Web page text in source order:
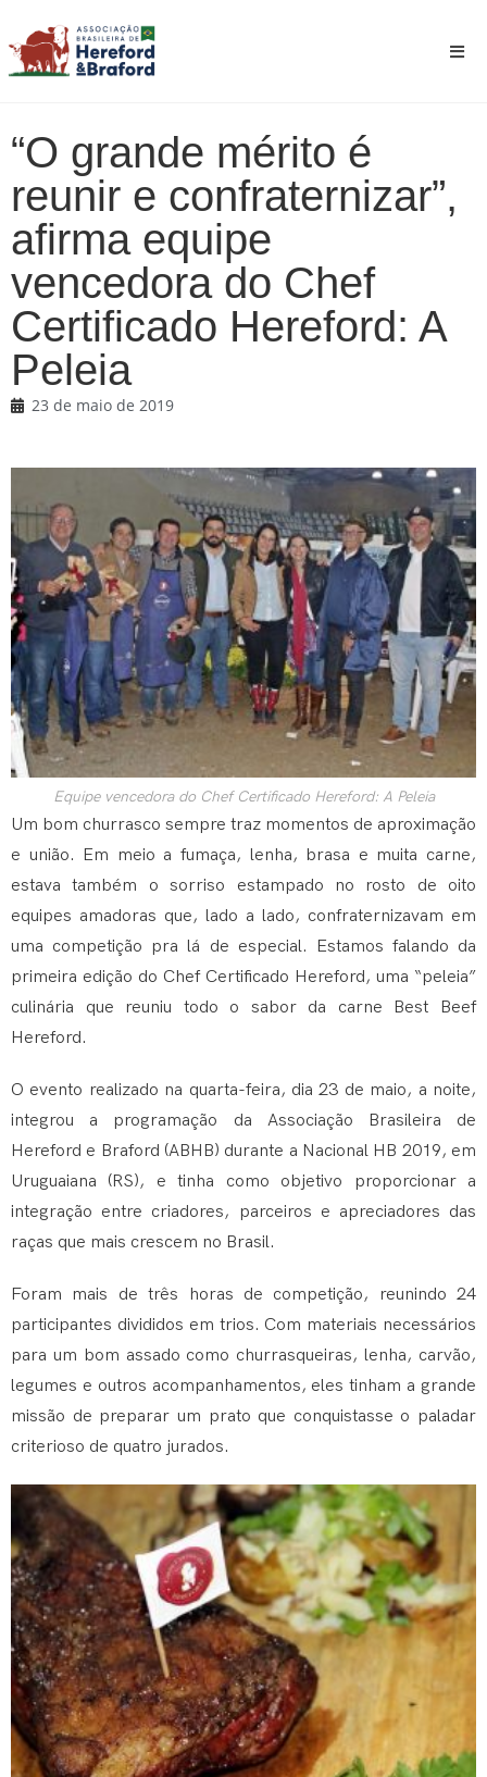
“O grande mérito é
reunir e confraternizar”,
afirma equipe
vencedora do Chef
Certificado Hereford: A
Peleia
23 de maio de 2019
Equipe vencedora do Chef Certificado Hereford: A Peleia
Um bom churrasco sempre traz momentos de aproximação
e união. Em meio a fumaça, lenha, brasa e muita carne,
estava também o sorriso estampado no rosto de oito
equipes amadoras que, lado a lado, confraternizavam em
uma competição pra lá de especial. Estamos falando da
primeira edição do Chef Certificado Hereford, uma “peleia”
culinária que reuniu todo o sabor da carne Best Beef
Hereford.
O evento realizado na quarta-feira, dia 23 de maio, a noite,
integrou a programação da Associação Brasileira de
Hereford e Braford (ABHB) durante a Nacional HB 2019, em
Uruguaiana (RS), e tinha como objetivo proporcionar a
integração entre criadores, parceiros e apreciadores das
raças que mais crescem no Brasil.
Foram mais de três horas de competição, reunindo 24
participantes divididos em trios. Com materiais necessários
para um bom assado como churrasqueiras, lenha, carvão,
legumes e outros acompanhamentos, eles tinham a grande
missão de preparar um prato que conquistasse o paladar
criterioso de quatro jurados.